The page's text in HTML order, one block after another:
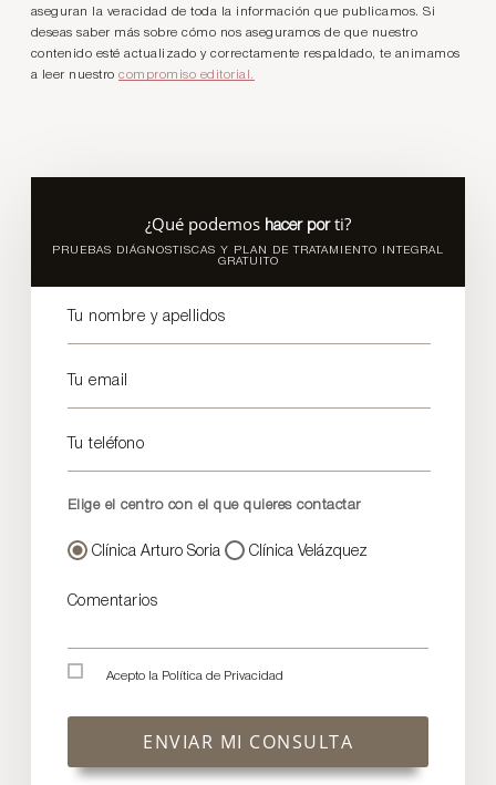
aseguran la veracidad de toda la información que publicamos. Si
deseas saber más sobre cómo nos aseguramos de que nuestro
contenido esté actualizado y correctamente respaldado, te animamos
a leer nuestrocompromiso editorial.
¿Qué podemos hacer porti?
PRUEBAS DIÁGNOSTISCAS Y PLAN DE TRATAMIENTO INTEGRAL
GRATUITO
Tu nombre y apellidos
Tu email
Tu teléfono
Elige el centro con el que quieres contactar
Clínica Arturo Soria Clínica Velázquez
Comentarios
Acepto la Política de Privacidad
ENVIAR MI CONSULTA